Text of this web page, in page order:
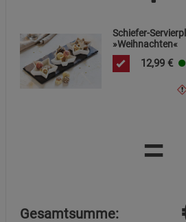
Schiefer-
»Weihnachten«
12,99 €
=
Gesamtsumme: